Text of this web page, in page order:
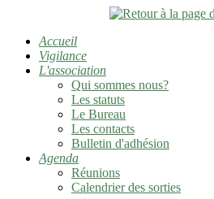
Accueil
Vigilance
L'association
Qui sommes nous?
Les statuts
Le Bureau
Les contacts
Bulletin d'adhésion
Agenda
Réunions
Calendrier des sorties